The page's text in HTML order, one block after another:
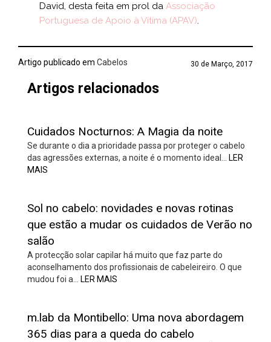
David, desta feita em prol da Associação
Portuguesa de Apoio à Vítima (APAV).
Artigo publicado em Cabelos 30 de Março, 2017
Artigos relacionados
Cuidados Nocturnos: A Magia da noite
Se durante o dia a prioridade passa por proteger o cabelo
das agressões externas, a noite é o momento ideal…
LER
MAIS
Sol no cabelo: novidades e novas rotinas
que estão a mudar os cuidados de Verão no
salão
A protecção solar capilar há muito que faz parte do
aconselhamento dos profissionais de cabeleireiro. O que
mudou foi a…
LER MAIS
m.lab da Montibello: Uma nova abordagem
365 dias para a queda do cabelo